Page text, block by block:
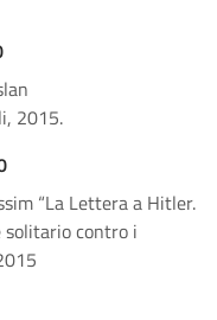
2015.
“La Lettera a Hitler.
contro i